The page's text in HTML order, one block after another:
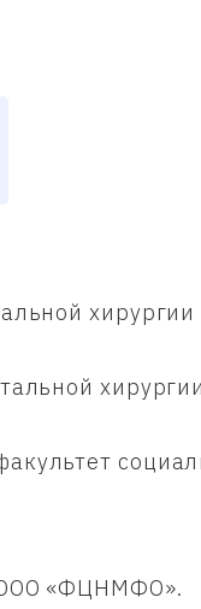
ООО «ФЦНМФО».